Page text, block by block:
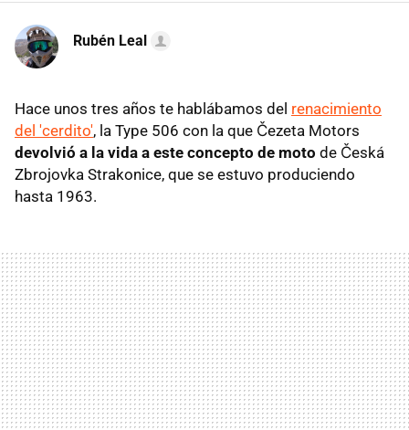
Rubén Leal
Hace unos tres años te hablábamos del renacimiento
del 'cerdito', la Type 506 con la que Čezeta Motors
devolvió a la vida a este concepto de moto de Česká
Zbrojovka Strakonice, que se estuvo produciendo
hasta 1963.